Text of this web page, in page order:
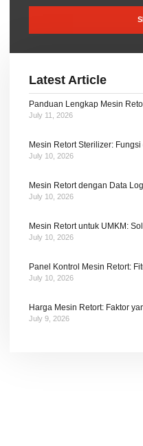
Latest Article
Panduan Lengkap Mesin
July 11, 2026
Mesin Retort Sterilizer:
July 10, 2026
Mesin Retort dengan Data
July 10, 2026
Mesin Retort untuk UMKM:
July 10, 2026
Panel Kontrol Mesin Retort:
July 10, 2026
Harga Mesin Retort: Faktor
July 9, 2026